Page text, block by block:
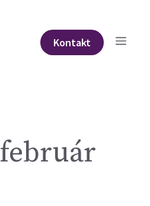
Kontakt Menu
február